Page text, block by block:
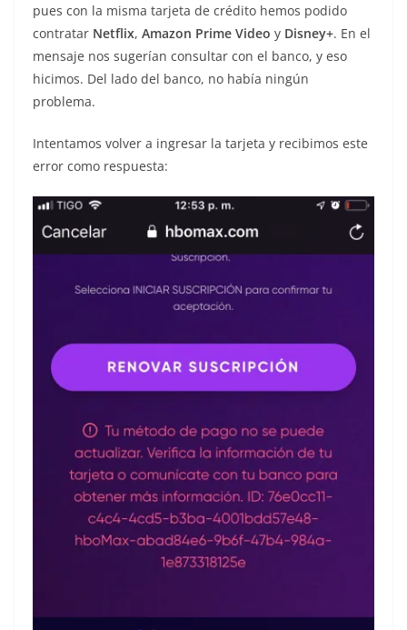
pues con la misma tarjeta de crédito hemos podido
contratar Netflix, Amazon Prime Video y Disney+. En el
mensaje nos sugerían consultar con el banco, y eso
hicimos. Del lado del banco, no había ningún
problema.
Intentamos volver a ingresar la tarjeta y recibimos este
error como respuesta: